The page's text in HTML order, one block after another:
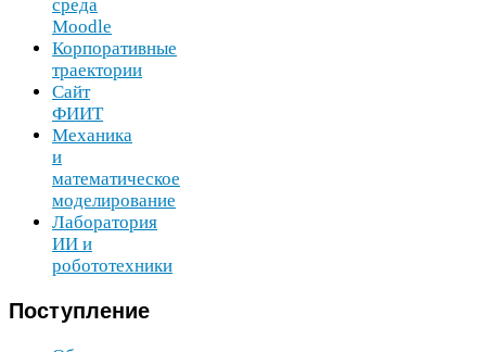
среда
Moodle
Корпоративные
траектории
Сайт
ФИИТ
Механика
и
математическое
моделирование
Лаборатория
ИИ и
робототехники
Поступление